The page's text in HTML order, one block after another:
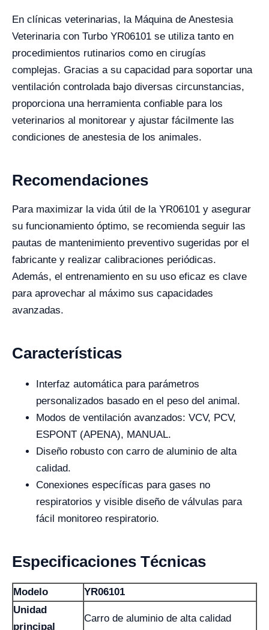
En clínicas veterinarias, la Máquina de Anestesia
Veterinaria con Turbo YR06101 se utiliza tanto en
procedimientos rutinarios como en cirugías
complejas. Gracias a su capacidad para soportar una
ventilación controlada bajo diversas circunstancias,
proporciona una herramienta confiable para los
veterinarios al monitorear y ajustar fácilmente las
condiciones de anestesia de los animales.
Recomendaciones
Para maximizar la vida útil de la YR06101 y asegurar
su funcionamiento óptimo, se recomienda seguir las
pautas de mantenimiento preventivo sugeridas por el
fabricante y realizar calibraciones periódicas.
Además, el entrenamiento en su uso eficaz es clave
para aprovechar al máximo sus capacidades
avanzadas.
Características
Interfaz automática para parámetros
personalizados basado en el peso del animal.
Modos de ventilación avanzados: VCV, PCV,
ESPONT (APENA), MANUAL.
Diseño robusto con carro de aluminio de alta
calidad.
Conexiones específicas para gases no
respiratorios y visible diseño de válvulas para
fácil monitoreo respiratorio.
Especificaciones Técnicas
Modelo
YR06101
Unidad
principal
Carro de aluminio de alta calidad